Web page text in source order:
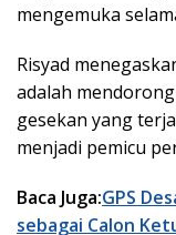
mengemuka
Risyad
adalah
gesekan yang
menjadi pemicu
Baca Juga:GPS
sebagai Calon